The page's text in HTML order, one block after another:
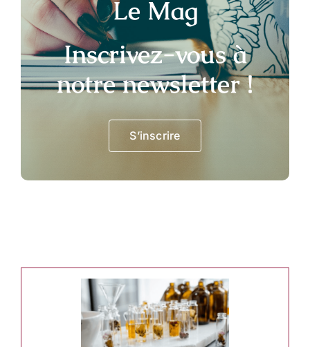
Le Mag
Inscrivez-vous à
notre newsletter !
S’inscrire